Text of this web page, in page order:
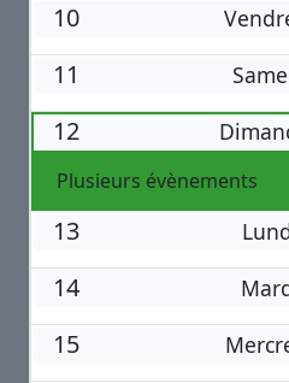
10
11
12
Plusieurs évènements
13
14
15